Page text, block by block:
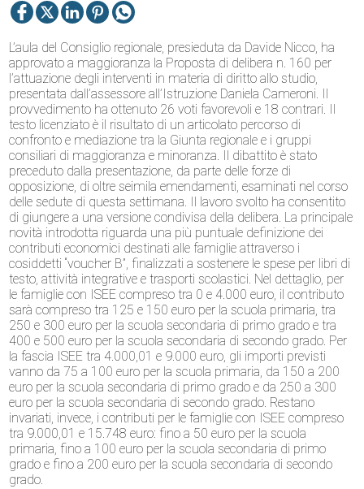
L’aula del Consiglio regionale, presieduta da Davide Nicco, ha
approvato a maggioranza la Proposta di delibera n. 160 per
l’attuazione degli interventi in materia di diritto allo studio,
presentata dall’assessore all’Istruzione Daniela Cameroni. Il
provvedimento ha ottenuto 26 voti favorevoli e 18 contrari. Il
testo licenziato è il risultato di un articolato percorso di
confronto e mediazione tra la Giunta regionale e i gruppi
consiliari di maggioranza e minoranza. Il dibattito è stato
preceduto dalla presentazione, da parte delle forze di
opposizione, di oltre seimila emendamenti, esaminati nel corso
delle sedute di questa settimana. Il lavoro svolto ha consentito
di giungere a una versione condivisa della delibera. La principale
novità introdotta riguarda una più puntuale definizione dei
contributi economici destinati alle famiglie attraverso i
cosiddetti “voucher B”, finalizzati a sostenere le spese per libri di
testo, attività integrative e trasporti scolastici. Nel dettaglio, per
le famiglie con ISEE compreso tra 0 e 4.000 euro, il contributo
sarà compreso tra 125 e 150 euro per la scuola primaria, tra
250 e 300 euro per la scuola secondaria di primo grado e tra
400 e 500 euro per la scuola secondaria di secondo grado. Per
la fascia ISEE tra 4.000,01 e 9.000 euro, gli importi previsti
vanno da 75 a 100 euro per la scuola primaria, da 150 a 200
euro per la scuola secondaria di primo grado e da 250 a 300
euro per la scuola secondaria di secondo grado. Restano
invariati, invece, i contributi per le famiglie con ISEE compreso
tra 9.000,01 e 15.748 euro: fino a 50 euro per la scuola
primaria, fino a 100 euro per la scuola secondaria di primo
grado e fino a 200 euro per la scuola secondaria di secondo
grado.